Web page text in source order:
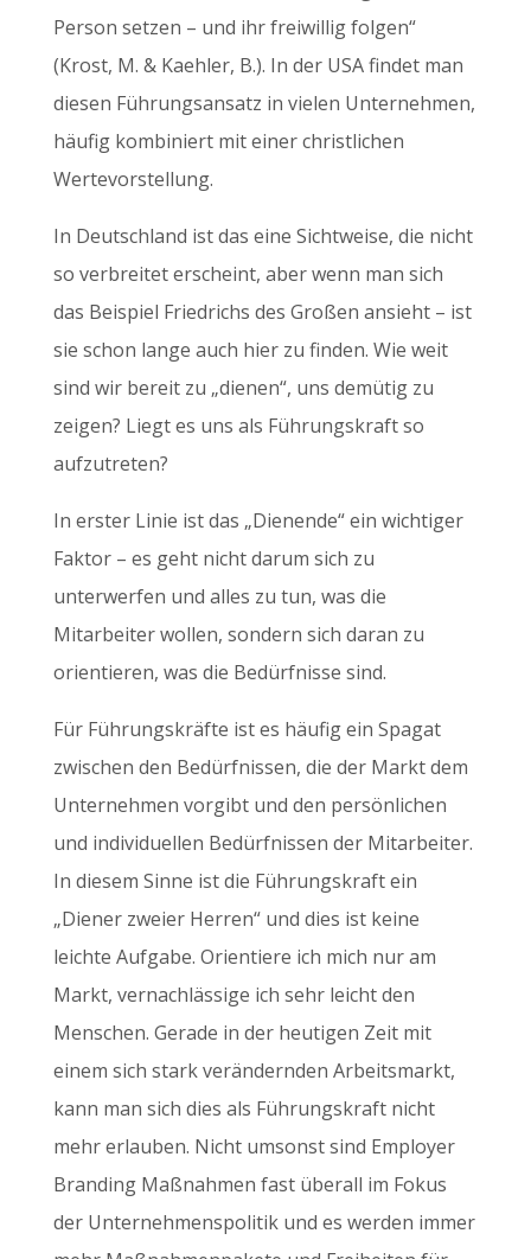
Person setzen – und ihr freiwillig folgen“
(Krost, M. & Kaehler, B.). In der USA findet man
diesen Führungsansatz in vielen Unternehmen,
häufig kombiniert mit einer christlichen
Wertevorstellung.
In Deutschland ist das eine Sichtweise, die nicht
so verbreitet erscheint, aber wenn man sich
das Beispiel Friedrichs des Großen ansieht – ist
sie schon lange auch hier zu finden. Wie weit
sind wir bereit zu „dienen“, uns demütig zu
zeigen? Liegt es uns als Führungskraft so
aufzutreten?
In erster Linie ist das „Dienende“ ein wichtiger
Faktor – es geht nicht darum sich zu
unterwerfen und alles zu tun, was die
Mitarbeiter wollen, sondern sich daran zu
orientieren, was die Bedürfnisse sind.
Für Führungskräfte ist es häufig ein Spagat
zwischen den Bedürfnissen, die der Markt dem
Unternehmen vorgibt und den persönlichen
und individuellen Bedürfnissen der Mitarbeiter.
In diesem Sinne ist die Führungskraft ein
„Diener zweier Herren“ und dies ist keine
leichte Aufgabe. Orientiere ich mich nur am
Markt, vernachlässige ich sehr leicht den
Menschen. Gerade in der heutigen Zeit mit
einem sich stark verändernden Arbeitsmarkt,
kann man sich dies als Führungskraft nicht
mehr erlauben. Nicht umsonst sind Employer
Branding Maßnahmen fast überall im Fokus
der Unternehmenspolitik und es werden immer